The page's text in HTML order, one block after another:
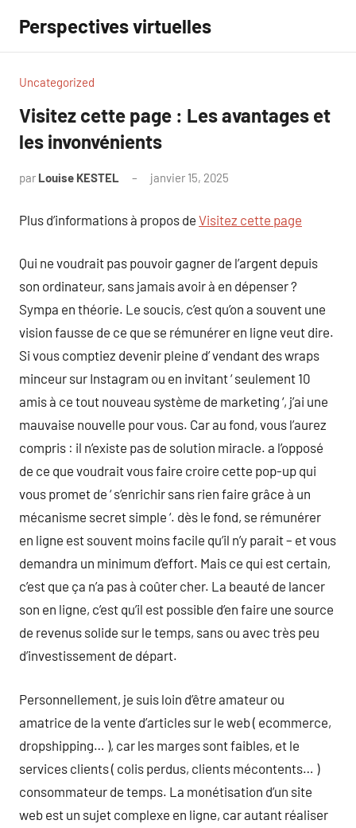
contenu
Perspectives virtuelles
Uncategorized
Visitez cette page : Les avantages et
les invonvénients
par Louise KESTEL janvier 15, 2025
Plus d’informations à propos de Visitez cette page
Qui ne voudrait pas pouvoir gagner de l’argent depuis
son ordinateur, sans jamais avoir à en dépenser ?
Sympa en théorie. Le soucis, c’est qu’on a souvent une
vision fausse de ce que se rémunérer en ligne veut dire.
Si vous comptiez devenir pleine d’ vendant des wraps
minceur sur Instagram ou en invitant ‘ seulement 10
amis à ce tout nouveau système de marketing ‘, j’ai une
mauvaise nouvelle pour vous. Car au fond, vous l’aurez
compris : il n’existe pas de solution miracle. a l’opposé
de ce que voudrait vous faire croire cette pop-up qui
vous promet de ‘ s’enrichir sans rien faire grâce à un
mécanisme secret simple ‘. dès le fond, se rémunérer
en ligne est souvent moins facile qu’il n’y parait – et vous
demandra un minimum d’effort. Mais ce qui est certain,
c’est que ça n’a pas à coûter cher. La beauté de lancer
son en ligne, c’est qu’il est possible d’en faire une source
de revenus solide sur le temps, sans ou avec très peu
d’investissement de départ.
Personnellement, je suis loin d’être amateur ou
amatrice de la vente d’articles sur le web ( ecommerce,
dropshipping… ), car les marges sont faibles, et le
services clients ( colis perdus, clients mécontents… )
consommateur de temps. La monétisation d’un site
web est un sujet complexe en ligne, car autant réaliser